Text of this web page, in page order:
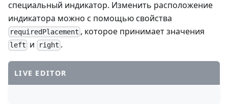
специальный индикатор. Изменить расположение
индикатора можно с помощью свойства
requiredPlacement , которое принимает значения
left и right .
LIVE EDITOR